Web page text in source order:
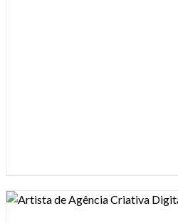
Design preview image